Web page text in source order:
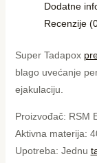
Dodatne
Recenzije
Super Tadapox
blago uvećanje
ejakulaciju.
Proizvođač: RSM
Aktivna materija:
Upotreba: Jednu